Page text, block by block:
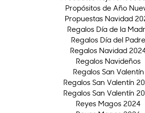
Propósitos de Año
Propuestas Navidad
Regalos Día de la
Regalos Día del Padre
Regalos Navidad
Regalos Navideños
Regalos San Valentín
Regalos San Valentín
Regalos San Valentín
Reyes Magos 2024